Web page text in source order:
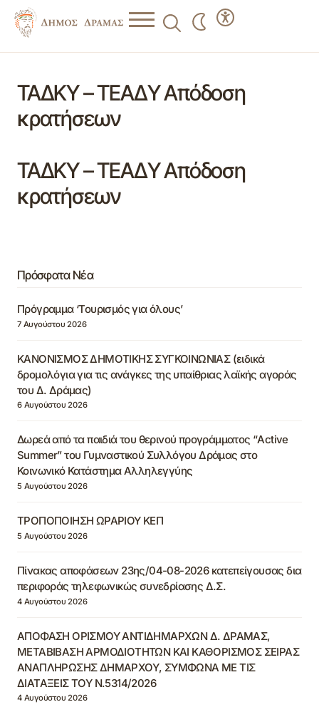
ΤΑΔΚΥ – ΤΕΑΔΥ Απόδοση
κρατήσεων
ΤΑΔΚΥ – ΤΕΑΔΥ Απόδοση
κρατήσεων
Πρόσφατα Νέα
Πρόγραμμα ‘Τουρισμός για όλους’
7 Αυγούστου 2026
ΚΑΝΟΝΙΣΜΟΣ ΔΗΜΟΤΙΚΗΣ ΣΥΓΚΟΙΝΩΝΙΑΣ (ειδικά
δρομολόγια για τις ανάγκες της υπαίθριας λαϊκής αγοράς
του Δ. Δράμας)
6 Αυγούστου 2026
Δωρεά από τα παιδιά του θερινού προγράμματος “Active
Summer” του Γυμναστικού Συλλόγου Δράμας στο
Κοινωνικό Κατάστημα Αλληλεγγύης
5 Αυγούστου 2026
ΤΡΟΠΟΠΟΙΗΣΗ ΩΡΑΡΙΟΥ ΚΕΠ
5 Αυγούστου 2026
Πίνακας αποφάσεων 23ης/04-08-2026 κατεπείγουσας δια
περιφοράς τηλεφωνικώς συνεδρίασης Δ.Σ.
4 Αυγούστου 2026
ΑΠΟΦΑΣΗ ΟΡΙΣΜΟΥ ΑΝΤΙΔΗΜΑΡΧΩΝ Δ. ΔΡΑΜΑΣ,
ΜΕΤΑΒΙΒΑΣΗ ΑΡΜΟΔΙΟΤΗΤΩΝ ΚΑΙ ΚΑΘΟΡΙΣΜΟΣ ΣΕΙΡΑΣ
ΑΝΑΠΛΗΡΩΣΗΣ ΔΗΜΑΡΧΟΥ, ΣΥΜΦΩΝΑ ΜΕ ΤΙΣ
ΔΙΑΤΑΞΕΙΣ ΤΟΥ Ν.5314/2026
4 Αυγούστου 2026